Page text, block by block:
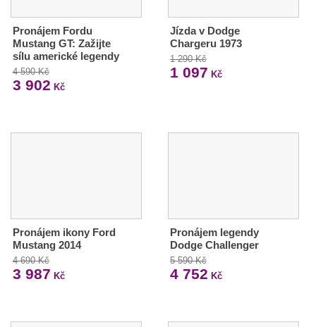
Pronájem Fordu
Mustang GT: Zažijte
sílu americké legendy
4 590 Kč
3 902 Kč
Jízda v Dodge
Chargeru 1973
1 290 Kč
1 097 Kč
Pronájem ikony Ford
Mustang 2014
4 690 Kč
3 987 Kč
Pronájem legendy
Dodge Challenger
5 590 Kč
4 752 Kč